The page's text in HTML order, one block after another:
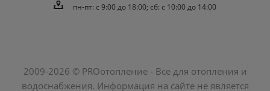
пн-пт: c 9:00 до 18:00; сб: с 10:00 до 14:00
2009-2026 © PROотопление - Все для отопления и
водоснабжения. Информация на сайте не является